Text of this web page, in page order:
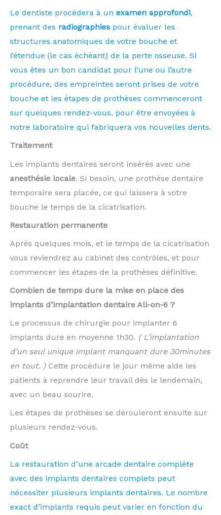
Le dentiste procédera à un examen approfondi,
prenant des radiographies pour évaluer les
structures anatomiques de votre bouche et
l’étendue (le cas échéant) de la perte osseuse. Si
vous êtes un bon candidat pour l’une ou l’autre
procédure, des empreintes seront prises de votre
bouche et les étapes de prothèses commenceront
sur quelques rendez-vous, pour être envoyées à
notre laboratoire qui fabriquera vos nouvelles dents.
Traitement
Les implants dentaires seront insérés avec une
anesthésie locale. Si besoin, une prothèse dentaire
temporaire sera placée, ce qui laissera à votre
bouche le temps de la cicatrisation.
Restauration permanente
Après quelques mois, et le temps de la cicatrisation
vous reviendrez au cabinet des contrôles, et pour
commencer les étapes de la prothèses définitive.
Combien de temps dure la mise en place des
implants d’implantation dentaire All-on-6 ?
Le processus de chirurgie pour implanter 6
implants dure en moyenne 1h30. ( L’implantation
d’un seul unique implant manquant dure 30minutes
en tout. ) Cette procédure le jour même aide les
patients à reprendre leur travail dès le lendemain,
avec un beau sourire.
Les étapes de prothèses se dérouleront ensuite sur
plusieurs rendez-vous.
Coût
La restauration d’une arcade dentaire complète
avec des implants dentaires complets peut
nécessiter plusieurs implants dentaires. Le nombre
exact d’implants requis peut varier en fonction du